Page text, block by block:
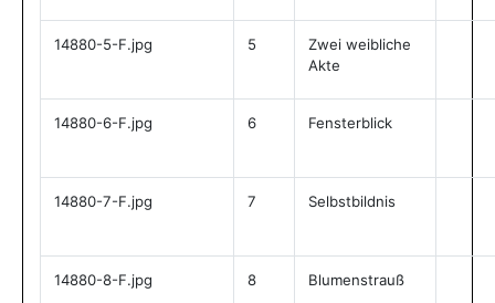
14880-5-F.jpg 5
Zwei weibliche
Akte
14880-6-F.jpg 6 Fensterblick
14880-7-F.jpg 7 Selbstbildnis
14880-8-F.jpg 8 Blumenstrauß